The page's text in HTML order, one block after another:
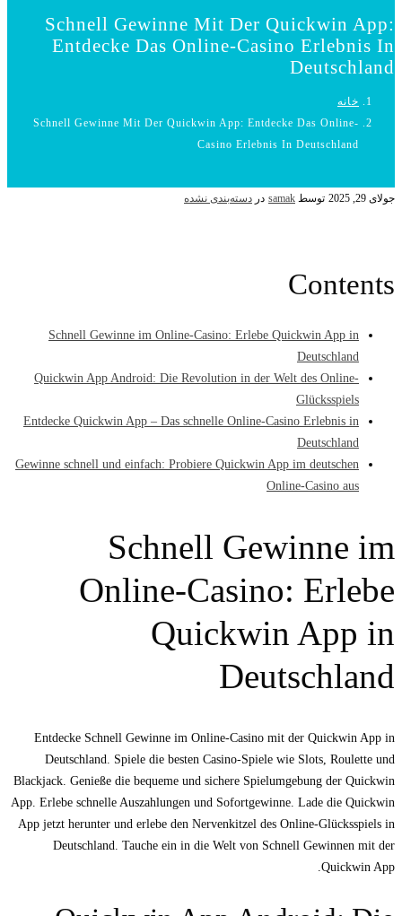
Schnell Gewinne Mit Der Quickwin App:
Entdecke Das Online-Casino Erlebnis In
Deutschland
خانه
Schnell Gewinne Mit Der Quickwin App: Entdecke Das Online-
Casino Erlebnis In Deutschland
جولای 29, 2025 توسط samak در دسته‌بندی نشده
Contents
Schnell Gewinne im Online-Casino: Erlebe Quickwin App in
Deutschland
Quickwin App Android: Die Revolution in der Welt des Online-
Glücksspiels
Entdecke Quickwin App – Das schnelle Online-Casino Erlebnis in
Deutschland
Gewinne schnell und einfach: Probiere Quickwin App im deutschen
Online-Casino aus
Schnell Gewinne im
Online-Casino: Erlebe
Quickwin App in
Deutschland
Entdecke Schnell Gewinne im Online-Casino mit der Quickwin App in
Deutschland. Spiele die besten Casino-Spiele wie Slots, Roulette und
Blackjack. Genieße die bequeme und sichere Spielumgebung der Quickwin
App. Erlebe schnelle Auszahlungen und Sofortgewinne. Lade die Quickwin
App jetzt herunter und erlebe den Nervenkitzel des Online-Glücksspiels in
Deutschland. Tauche ein in die Welt von Schnell Gewinnen mit der
Quickwin App.